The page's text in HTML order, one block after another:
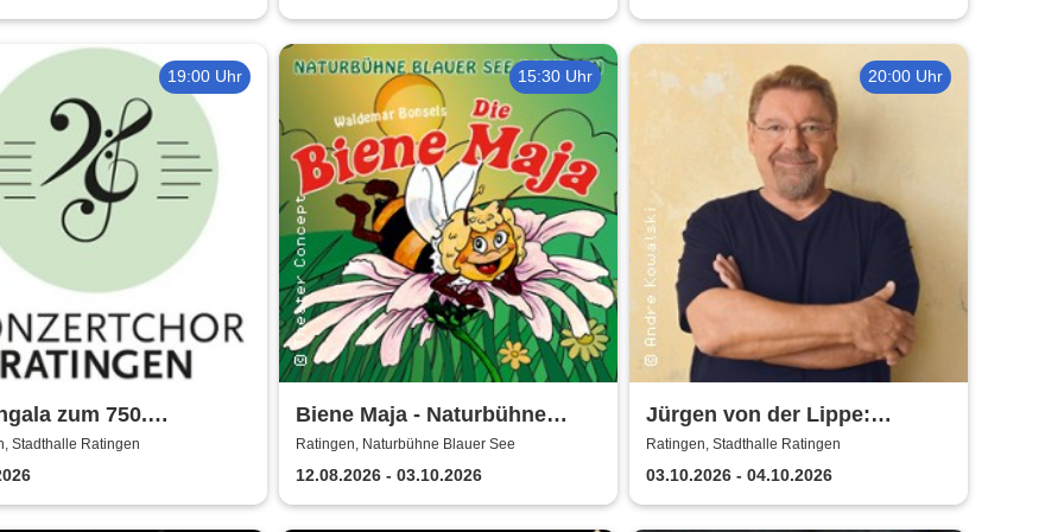
Soffie, Jassin
19:00 Uhr
zum 750.
- Konzertchor
Stadthalle Ratingen
15:30 Uhr
Biene Maja - Naturbühne
Blaue See
Ratingen, Naturbühne Blauer See
12.08.2026 - 03.10.2026
20:00 Uhr
Jürgen von der Lippe:
Sextextsextett - Comedy-
Lesung
Ratingen, Stadthalle Ratingen
03.10.2026 - 04.10.2026